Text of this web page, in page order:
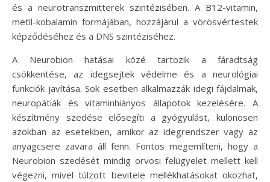
és a neurotranszmitterek szintézisében. A B12-vitamin,
metil-kobalamin formájában, hozzájárul a vörösvértestek
képződéséhez és a DNS szintéziséhez.
A Neurobion hatásai közé tartozik a fáradtság
csökkentése, az idegsejtek védelme és a neurológiai
funkciók javítása. Sok esetben alkalmazzák idegi fájdalmak,
neuropátiák és vitaminhiányos állapotok kezelésére. A
készítmény szedése elősegíti a gyógyulást, különösen
azokban az esetekben, amikor az idegrendszer vagy az
anyagcsere zavara áll fenn. Fontos megemlíteni, hogy a
Neurobion szedését mindig orvosi felügyelet mellett kell
végezni, mivel túlzott bevitele mellékhatásokat okozhat,